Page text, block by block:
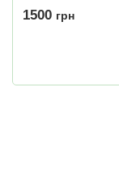
1500 грн